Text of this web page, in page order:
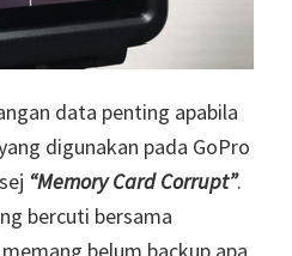
data penting apabila
digunakan pada GoPro
“Memory Card Corrupt”.
bercuti bersama